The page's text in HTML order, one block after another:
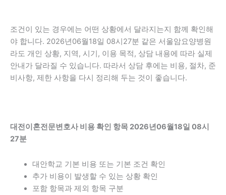
조건이 있는 경우에는 어떤 상황에서 달라지는지 함께 확인해
야 합니다. 2026년06월18일 08시27분 같은 서울암요양병원
라도 개인 상황, 지역, 시기, 이용 목적, 상담 내용에 따라 실제
안내가 달라질 수 있습니다. 따라서 상담 후에는 비용, 절차, 준
비사항, 제한 사항을 다시 정리해 두는 것이 좋습니다.
대전이혼전문변호사 비용 확인 항목 2026년06월18일 08시
27분
대안학교 기본 비용 또는 기본 조건 확인
추가 비용이 발생할 수 있는 상황 확인
포함 항목과 제외 항목 구분